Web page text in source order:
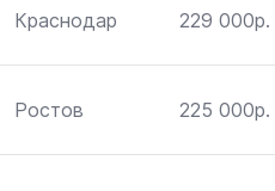
Краснодар 229 000р.
Ростов 225 000р.